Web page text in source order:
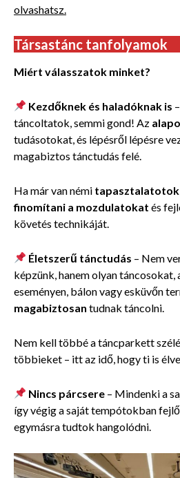
olvashatsz.
Társastánc tanfolyamok
Miért válasszatok minket?
Kezdőknek és haladóknak is
táncoltatok, semmi gond! Az
tudásotokat, és lépésről lépésre
magabiztos tánctudás felé.
Ha már van némi tapasztalatotok
finomítani a mozdulatokat és
követés technikáját.
Életszerű tánctudás – Nem
képzünk, hanem olyan
eseményen, bálon vagy esküvőn
magabiztosan tudnak táncolni.
Nem kell többé a táncparkett
többieket – itt az idő, hogy ti is
Nincs párcsere – Mindenki a
így végig a saját tempótokban
egymásra tudtok hangolódni.